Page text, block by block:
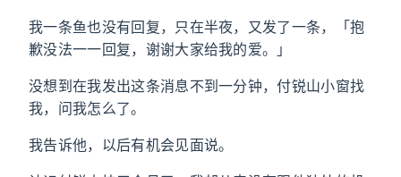
我一条鱼也没有回复，只在半夜，又发了一条，「抱
歉没法一一回复，谢谢大家给我的爱。」
没想到在我发出这条消息不到一分钟，付锐山小窗找
我，问我怎么了。
我告诉他，以后有机会见面说。